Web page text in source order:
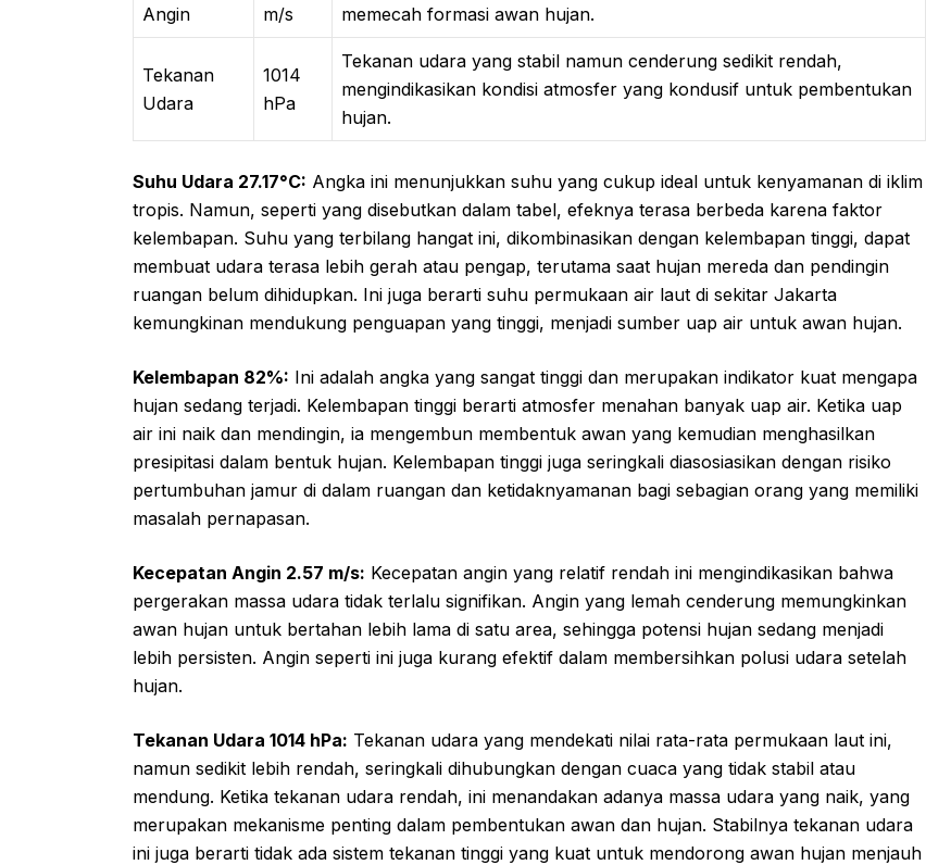
Angin
m/s
memecah formasi awan hujan.
Tekanan
Udara
1014
hPa
Tekanan udara yang stabil namun cenderung sedikit rendah,
mengindikasikan kondisi atmosfer yang kondusif untuk pembentukan
hujan.
Suhu Udara 27.17°C: Angka ini menunjukkan suhu yang cukup ideal untuk kenyamanan di iklim
tropis. Namun, seperti yang disebutkan dalam tabel, efeknya terasa berbeda karena faktor
kelembapan. Suhu yang terbilang hangat ini, dikombinasikan dengan kelembapan tinggi, dapat
membuat udara terasa lebih gerah atau pengap, terutama saat hujan mereda dan pendingin
ruangan belum dihidupkan. Ini juga berarti suhu permukaan air laut di sekitar Jakarta
kemungkinan mendukung penguapan yang tinggi, menjadi sumber uap air untuk awan hujan.
Kelembapan 82%: Ini adalah angka yang sangat tinggi dan merupakan indikator kuat mengapa
hujan sedang terjadi. Kelembapan tinggi berarti atmosfer menahan banyak uap air. Ketika uap
air ini naik dan mendingin, ia mengembun membentuk awan yang kemudian menghasilkan
presipitasi dalam bentuk hujan. Kelembapan tinggi juga seringkali diasosiasikan dengan risiko
pertumbuhan jamur di dalam ruangan dan ketidaknyamanan bagi sebagian orang yang memiliki
masalah pernapasan.
Kecepatan Angin 2.57 m/s: Kecepatan angin yang relatif rendah ini mengindikasikan bahwa
pergerakan massa udara tidak terlalu signifikan. Angin yang lemah cenderung memungkinkan
awan hujan untuk bertahan lebih lama di satu area, sehingga potensi hujan sedang menjadi
lebih persisten. Angin seperti ini juga kurang efektif dalam membersihkan polusi udara setelah
hujan.
Tekanan Udara 1014 hPa: Tekanan udara yang mendekati nilai rata-rata permukaan laut ini,
namun sedikit lebih rendah, seringkali dihubungkan dengan cuaca yang tidak stabil atau
mendung. Ketika tekanan udara rendah, ini menandakan adanya massa udara yang naik, yang
merupakan mekanisme penting dalam pembentukan awan dan hujan. Stabilnya tekanan udara
ini juga berarti tidak ada sistem tekanan tinggi yang kuat untuk mendorong awan hujan menjauh